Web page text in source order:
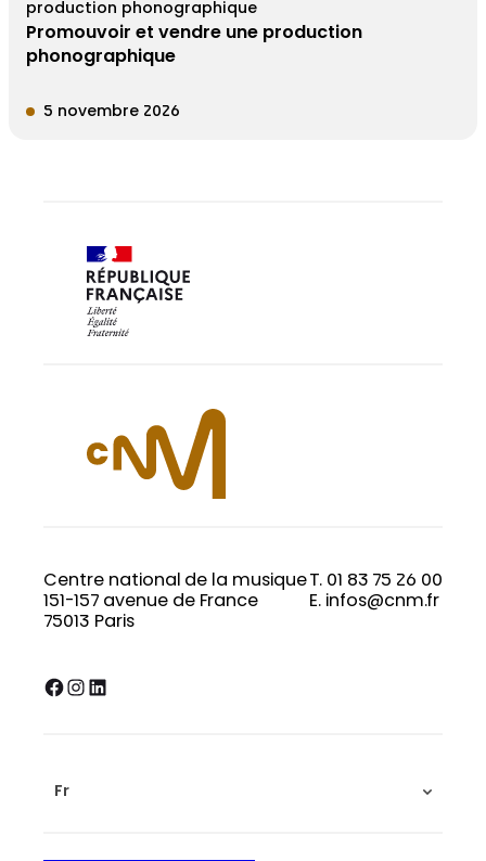
production phonographique
Promouvoir et vendre une production
phonographique
5 novembre 2026
Centre national de la musique
151-157 avenue de France
75013 Paris
T. 01 83 75 26 00
E. infos@cnm.fr
Facebook InstagramLinkedIn
Fr